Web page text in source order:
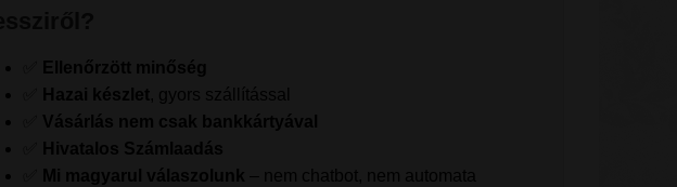
Ellenőrzött minőség
Hazai készlet, gyors szállítással
Vásárlás nem csak bankkártyával
Hivatalos Számlaadás
Mi magyarul válaszolunk – nem chatbot, nem automata